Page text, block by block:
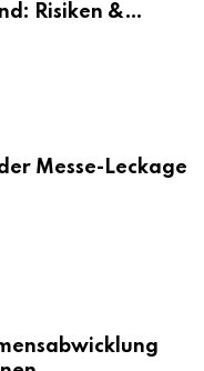
Risiken &
Messe-Leckage